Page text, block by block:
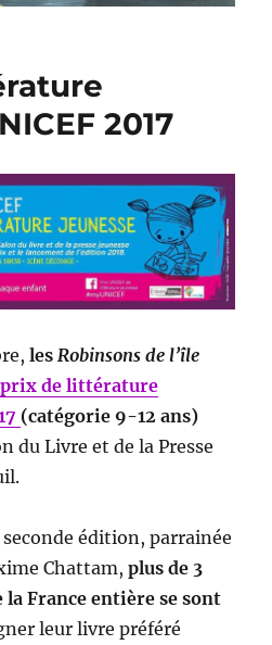
2017
les Robinsons de l’île
prix de littérature
(catégorie 9-12 ans)
du Livre et de la Presse
seconde édition, parrainée
Chattam,plus de 3
France entière se sont
leur livre préféré